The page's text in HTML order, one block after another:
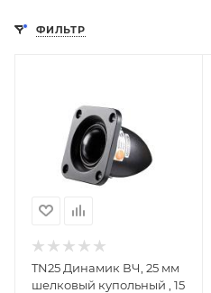
ФИЛЬТР
TN25 Динамик ВЧ, 25 мм
шелковый купольный , 15